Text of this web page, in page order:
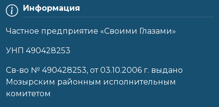
Информация
Частное предприятие «Своими Глазами»
УНП 490428253
Cв-во № 490428253, от 03.10.2006 г. выдано
Мозырским районным исполнительным
комитетом